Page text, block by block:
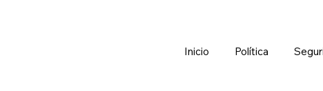
Inicio Política